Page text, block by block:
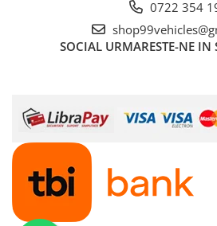
0722 354
SOCIAL URMARESTE-NE